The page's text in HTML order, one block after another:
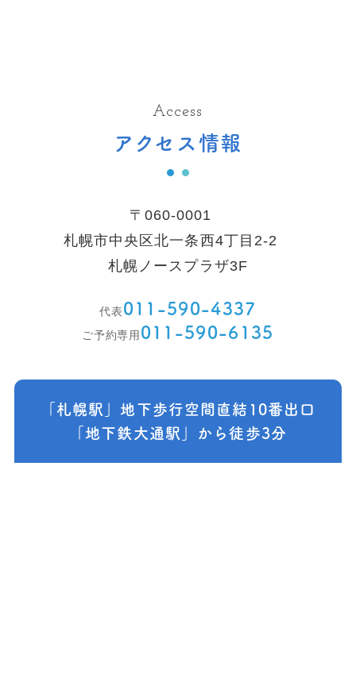
Access
アクセス情報
〒060-0001
札幌市中央区北一条西4丁目2-2
札幌ノースプラザ3F
代表011-590-4337
ご予約専用011-590-6135
「札幌駅」地下歩行空間直結10番出口
「地下鉄大通駅」から徒歩3分